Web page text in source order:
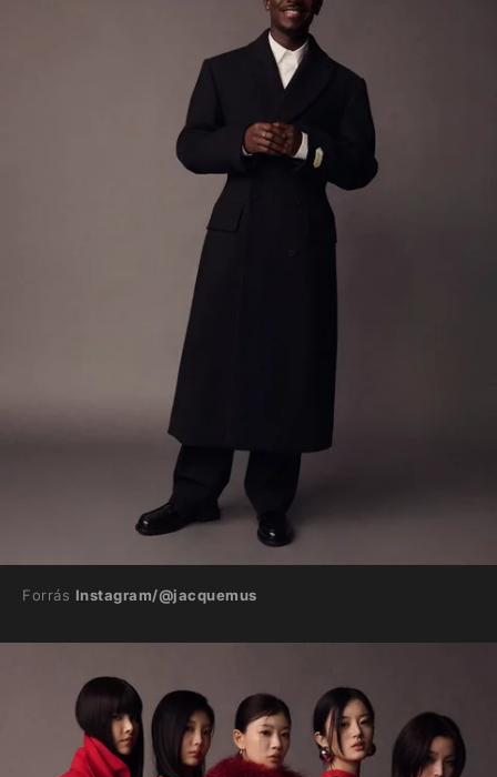
Forrás Instagram/@jacquemus